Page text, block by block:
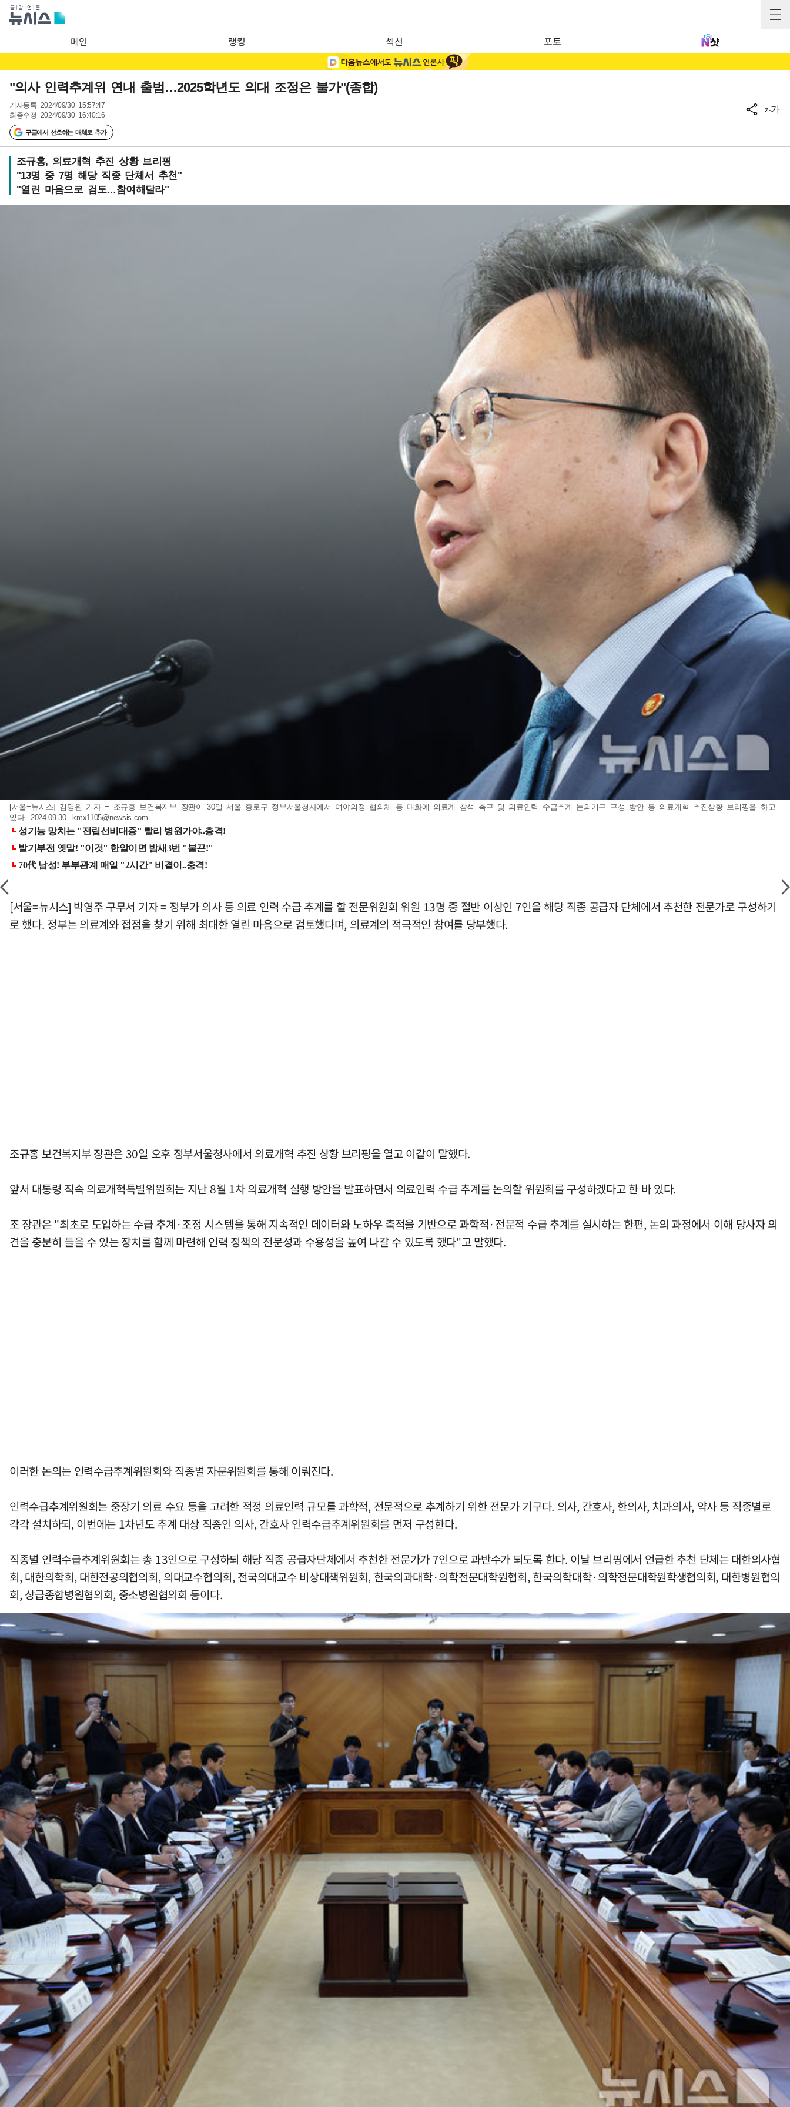
메인 랭킹 섹션 포토
"의사 인력추계위 연내 출범…2025학년도 의대 조정은 불가"(종합)
기사등록 2024/09/30 15:57:47
최종수정 2024/09/30 16:40:16
구글에서 선호하는 매체로 추가
가가
조규홍, 의료개혁 추진 상황 브리핑
"13명 중 7명 해당 직종 단체서 추천"
"열린 마음으로 검토…참여해달라"
[서울=뉴시스] 김명원 기자 = 조규홍 보건복지부 장관이 30일 서울 종로구 정부서울청사에서 여야의정 협의체 등 대화에 의료계 참석 촉구 및 의료인력 수급추계 논의기구 구성 방안 등 의료개혁 추진상황 브리핑을 하고
있다. 2024.09.30. kmx1105@newsis.com
[서울=뉴시스] 박영주 구무서 기자 = 정부가 의사 등 의료 인력 수급 추계를 할 전문위원회 위원 13명 중 절반 이상인 7인을 해당 직종 공급자 단체에서 추천한 전문가로 구성하기
로 했다. 정부는 의료계와 접점을 찾기 위해 최대한 열린 마음으로 검토했다며, 의료계의 적극적인 참여를 당부했다.
조규홍 보건복지부 장관은 30일 오후 정부서울청사에서 의료개혁 추진 상황 브리핑을 열고 이같이 말했다.
앞서 대통령 직속 의료개혁특별위원회는 지난 8월 1차 의료개혁 실행 방안을 발표하면서 의료인력 수급 추계를 논의할 위원회를 구성하겠다고 한 바 있다.
조 장관은 "최초로 도입하는 수급 추계·조정 시스템을 통해 지속적인 데이터와 노하우 축적을 기반으로 과학적·전문적 수급 추계를 실시하는 한편, 논의 과정에서 이해 당사자 의
견을 충분히 들을 수 있는 장치를 함께 마련해 인력 정책의 전문성과 수용성을 높여 나갈 수 있도록 했다"고 말했다.
이러한 논의는 인력수급추계위원회와 직종별 자문위원회를 통해 이뤄진다.
인력수급추계위원회는 중장기 의료 수요 등을 고려한 적정 의료인력 규모를 과학적, 전문적으로 추계하기 위한 전문가 기구다. 의사, 간호사, 한의사, 치과의사, 약사 등 직종별로
각각 설치하되, 이번에는 1차년도 추계 대상 직종인 의사, 간호사 인력수급추계위원회를 먼저 구성한다.
직종별 인력수급추계위원회는 총 13인으로 구성하되 해당 직종 공급자단체에서 추천한 전문가가 7인으로 과반수가 되도록 한다. 이날 브리핑에서 언급한 추천 단체는 대한의사협
회, 대한의학회, 대한전공의협의회, 의대교수협의회, 전국의대교수 비상대책위원회, 한국의과대학·의학전문대학원협회, 한국의학대학·의학전문대학원학생협의회, 대한병원협의
회, 상급종합병원협의회, 중소병원협의회 등이다.